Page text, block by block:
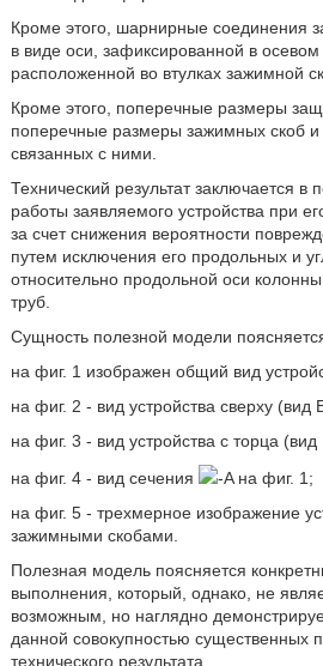
Кроме этого, шарнирные соединения
в виде оси, зафиксированной в
расположенной во втулках зажимной
Кроме этого, поперечные размеры
поперечные размеры зажимных скоб
связанных с ними.
Технический результат заключается
работы заявляемого устройства при
за счет снижения вероятности
путем исключения его продольных и
относительно продольной оси
труб.
Сущность полезной модели
на фиг. 1 изображен общий вид
на фиг. 2 - вид устройства сверху (вид
на фиг. 3 - вид устройства с торца (вид
на фиг. 4 - вид сечения
-A на фиг. 1;
на фиг. 5 - трехмерное изображение
зажимными скобами.
Полезная модель поясняется
выполнения, который, однако, не
возможным, но наглядно
данной совокупностью существенных
технического результата.